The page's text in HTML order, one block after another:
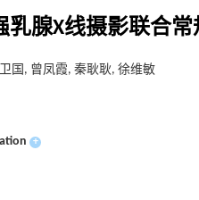
乳腺X线摄影联合常
国, 曾凤霞, 秦耿耿, 徐维敏
+